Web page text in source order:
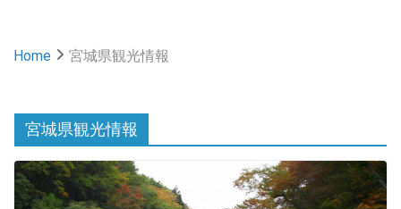
Home 宮城県観光情報
宮城県観光情報